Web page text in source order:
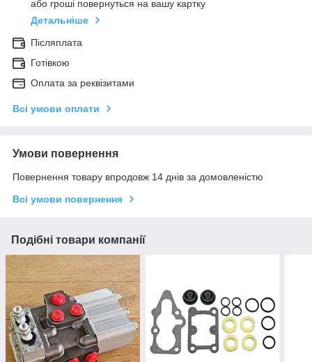
або гроші повернуться на вашу картку
Детальніше
Післяплата
Готівкою
Оплата за реквізитами
Всі умови оплати
Умови повернення
Повернення товару впродовж 14 днів за домовленістю
Всі умови повернення
Подібні товари компанії